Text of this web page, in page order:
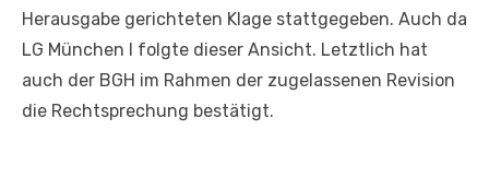
Herausgabe gerichteten Klage stattgegeben. Auch da
LG München I folgte dieser Ansicht. Letztlich hat
auch der BGH im Rahmen der zugelassenen Revision
die Rechtsprechung bestätigt.